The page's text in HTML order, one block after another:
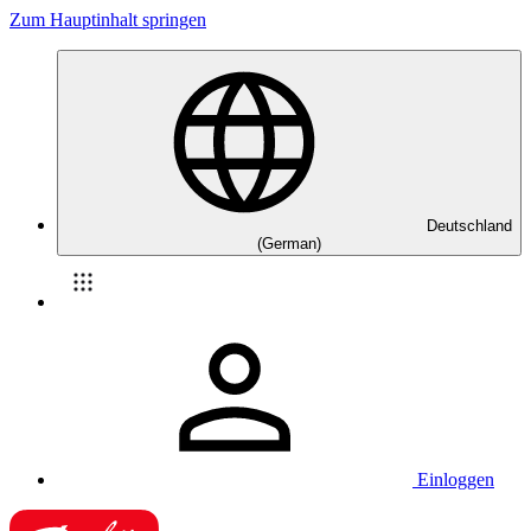
Zum Hauptinhalt springen
Deutschland
(German)
Einloggen